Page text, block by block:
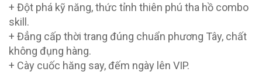
+ Đột phá kỹ năng, thức tỉnh thiên phú tha hồ combo
skill.
+ Đẳng cấp thời trang đúng chuẩn phương Tây, chất
không đụng hàng.
+ Cày cuốc hăng say, đếm ngày lên VIP.